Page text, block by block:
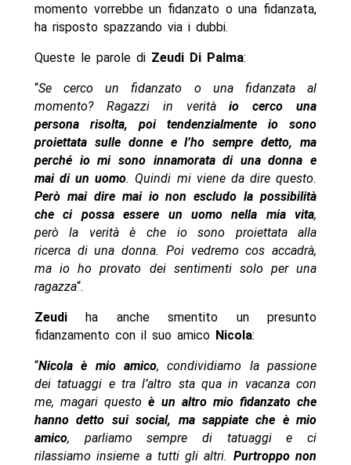
momento vorrebbe un fidanzato o una fidanzata,
ha risposto spazzando via i dubbi.
Queste le parole di Zeudi Di Palma:
“Se cerco un fidanzato o una fidanzata al
momento? Ragazzi in veritàio cerco una
persona risolta, poi tendenzialmente io sono
proiettata sulle donne e l’ho sempre detto, ma
perché io mi sono innamorata di una donna e
mai di un uomo. Quindi mi viene da dire questo.
Però mai dire mai io non escludo la possibilità
che ci possa essere un uomo nella mia vita,
però la verità è che io sono proiettata alla
ricerca di una donna. Poi vedremo cos accadrà,
ma io ho provato dei sentimenti solo per una
ragazza“.
Zeudiha anche smentito un presunto
fidanzamento con il suo amico Nicola:
“Nicola è mio amico, condividiamo la passione
dei tatuaggi e tra l’altro sta qua in vacanza con
me, magari questoè un altro mio fidanzato che
hanno detto sui social, ma sappiate che è mio
amico, parliamo sempre di tatuaggi e ci
rilassiamo insieme a tutti gli altri. Purtroppo non